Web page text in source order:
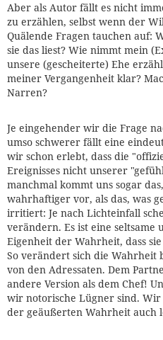
Aber als Autor fällt es nicht
zu erzählen, selbst wenn der
Quälende Fragen tauchen auf:
sie das liest? Wie nimmt mein
unsere (gescheiterte) Ehe
meiner Vergangenheit klar?
Narren?
Je eingehender wir die Frage
umso schwerer fällt eine
wir schon erlebt, dass die
Ereignisses nicht unserer
manchmal kommt uns sogar
wahrhaftiger vor, als das, was
irritiert: Je nach Lichteinfall
verändern. Es ist eine seltsame
Eigenheit der Wahrheit, dass
So verändert sich die Wahrheit
von den Adressaten. Dem
andere Version als dem Chef!
wir notorische Lügner sind.
der geäußerten Wahrheit auch